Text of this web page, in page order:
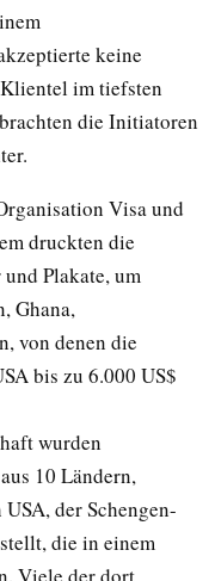
keine
im tiefsten
die Initiatoren
Visa und
druckten die
Plakate, um
Ghana,
von denen die
bis zu 6.000 US$
wurden
10 Ländern,
der Schengen-
die in einem
Viele der dort